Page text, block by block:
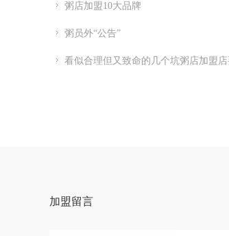
粥店加盟10大品牌
粥员外“公告”
看似合理但又致命的几个坑粥店加盟
加盟留言